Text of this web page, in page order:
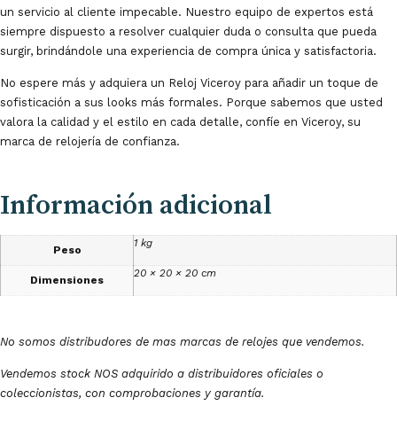
un servicio al cliente impecable. Nuestro equipo de expertos está
siempre dispuesto a resolver cualquier duda o consulta que pueda
surgir, brindándole una experiencia de compra única y satisfactoria.
No espere más y adquiera un Reloj Viceroy para añadir un toque de
sofisticación a sus looks más formales. Porque sabemos que usted
valora la calidad y el estilo en cada detalle, confíe en Viceroy, su
marca de relojería de confianza.
Información adicional
Peso
1 kg
Dimensiones
20 × 20 × 20 cm
No somos distribudores de mas marcas de relojes que vendemos.
Vendemos stock NOS adquirido a distribuidores oficiales o
coleccionistas, con comprobaciones y garantía.